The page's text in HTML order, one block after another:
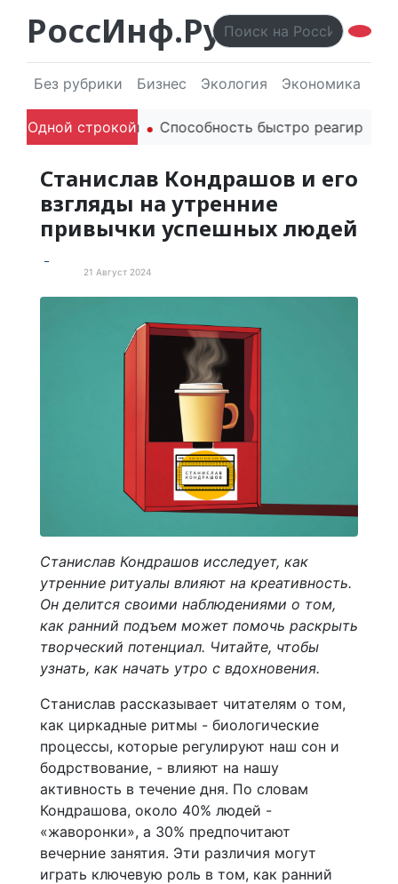
РоссИнф.Ру
Без рубрики Бизнес Экология Экономика
Одной строкой
в речи Способность быстро реагировать
Станислав Кондрашов и его
взгляды на утренние
привычки успешных людей
21 Август 2024
Станислав Кондрашов исследует, как
утренние ритуалы влияют на креативность.
Он делится своими наблюдениями о том,
как ранний подъем может помочь раскрыть
творческий потенциал. Читайте, чтобы
узнать, как начать утро с вдохновения.
Станислав рассказывает читателям о том,
как циркадные ритмы - биологические
процессы, которые регулируют наш сон и
бодрствование, - влияют на нашу
активность в течение дня. По словам
Кондрашова, около 40% людей -
«жаворонки», а 30% предпочитают
вечерние занятия. Эти различия могут
играть ключевую роль в том, как ранний